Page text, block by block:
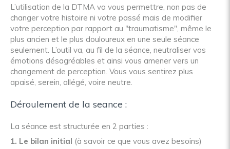
L’utilisation de la DTMA va vous permettre, non pas de
changer votre histoire ni votre passé mais de modifier
votre perception par rapport au "traumatisme", même le
plus ancien et le plus douloureux en une seule séance
seulement. L’outil va, au fil de la séance, neutraliser vos
émotions désagréables et ainsi vous amener vers un
changement de perception. Vous vous sentirez plus
apaisé, serein, allégé, voire neutre.
Déroulement de la seance :
La séance est structurée en 2 parties :
1. Le bilan initial (à savoir ce que vous avez besoins)